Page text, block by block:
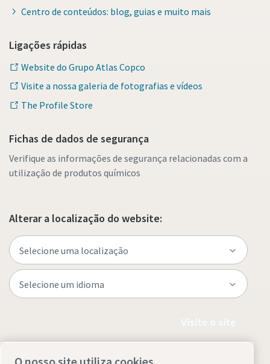
Centro de conteúdos: blog, guias e muito mais
Ligações rápidas
Website do Grupo Atlas Copco
Visite a nossa galeria de fotografias e vídeos
The Profile Store
Fichas de dados de segurança
Verifique as informações de segurança relacionadas com a
utilização de produtos químicos
Alterar a localização do website: